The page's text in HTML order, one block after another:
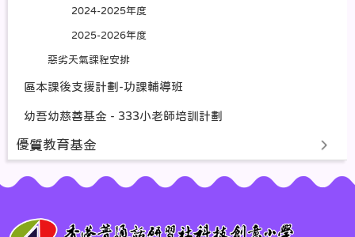
2024-2025年度
2025-2026年度
惡劣天氣課程安排
區本課後支援計劃-功課輔導班
幼吾幼慈善基金 - 333小老師培訓計劃
優質教育基金